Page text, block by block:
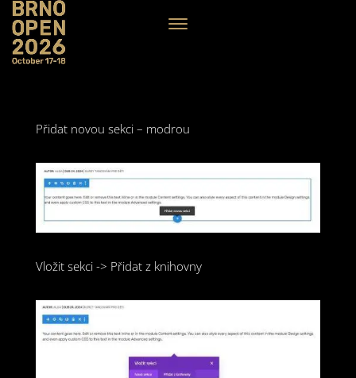
Přidat novou sekci – modrou
Vložit sekci -> Přidat z knihovny